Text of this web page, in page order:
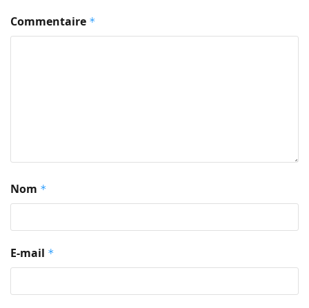
Commentaire *
Nom *
E-mail *